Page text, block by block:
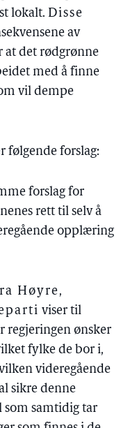
lokalt. Disse
av
at det rødgrønne
med å finne
vil dempe
følgende forslag:
forslag for
rett til selv å
opplæring
Høyre,
viser til
regjeringen ønsker
fylke de bor i,
videregående
sikre denne
samtidig tar